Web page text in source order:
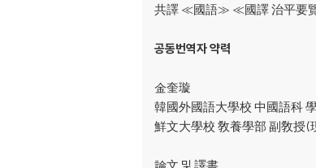
共譯 ≪國語≫ ≪國譯 治平要
공동번역자 약력
金奎璇
韓國外國語大學校 中國語科
鮮文大學校 敎養學部 副敎授(